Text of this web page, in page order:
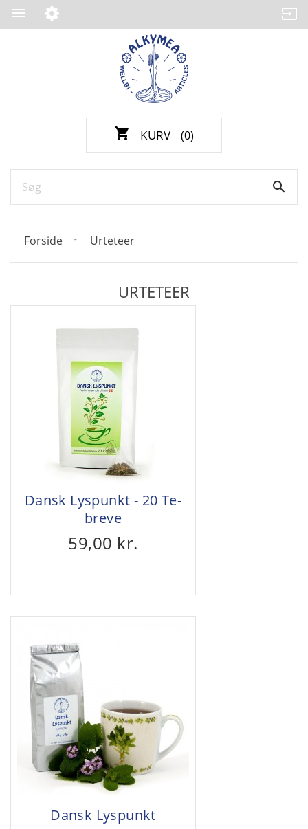

shopping_cart KURV (0)

Forside Urteteer
URTETEER
Dansk Lyspunkt - 20 Te-
breve
59,00 kr.
Dansk Lyspunkt